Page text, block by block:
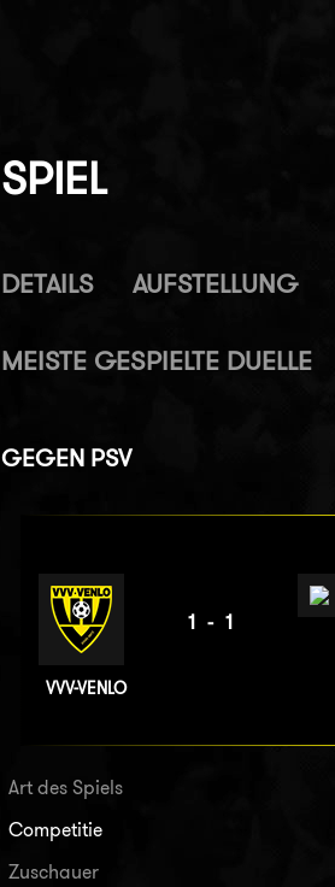
SPIEL
DETAILS AUFSTELLUNG
MEISTE GESPIELTE DUELLE
GEGEN PSV
VVV-VENLO
1-1
Art des Spiels
Competitie
Zuschauer